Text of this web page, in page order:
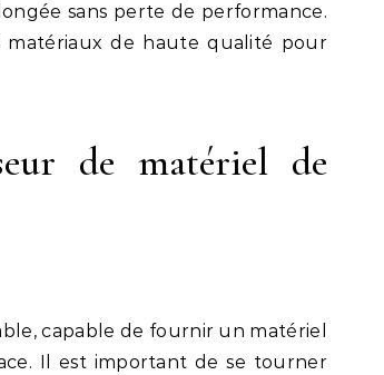
sans perte de performance.
matériaux de haute qualité pour
de matériel de
capable de fournir un matériel
Il est important de se tourner